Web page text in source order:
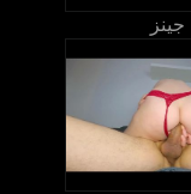
جينز